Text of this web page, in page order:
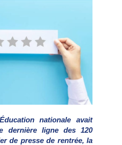
nationale avait
dernière ligne des 120
de presse de rentrée, la